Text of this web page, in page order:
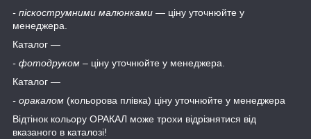
- піскострумними малюнками ― ціну уточнюйте у
менеджера.
Каталог ―
- фотодруком – ціну уточнюйте у менеджера.
Каталог ―
- оракалом (кольорова плівка) ціну уточнюйте у менеджера
Відтінок кольору ОРАКАЛ може трохи відрізнятися від
вказаного в каталозі!